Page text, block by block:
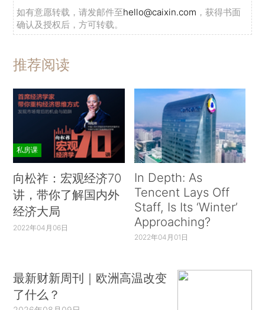
如有意愿转载，请发邮件至hello@caixin.com ，获得书面
确认及授权后，方可转载。
推荐阅读
私房课
向松祚：宏观经济70
讲，带你了解国内外
经济大局
2022年04月06日
In Depth: As
Tencent Lays Off
Staff, Is Its ‘Winter’
Approaching?
2022年04月01日
最新财新周刊｜欧洲高温改变
了什么？